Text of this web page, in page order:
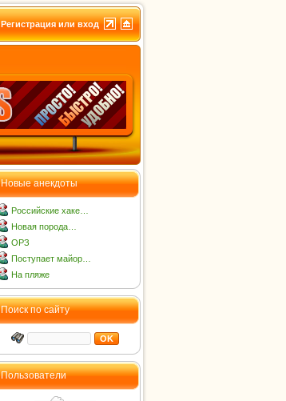
Регистрация или вход
Новые анекдоты
Российские хаке…
Новая порода…
ОРЗ
Поступает майор…
На пляже
Поиск по сайту
Пользователи